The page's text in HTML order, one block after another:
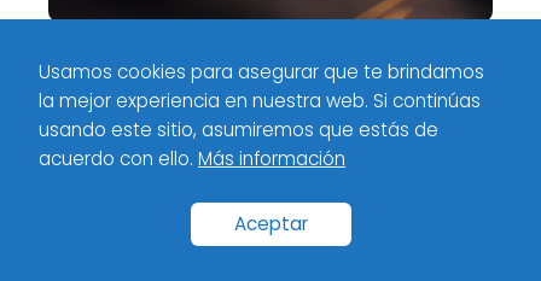
Meximotores Industria
Ford GT 2020: Descubre sus
características, fotos y detalles
Políticas de privacidad
Usamos cookies para asegurar que te brindamos
la mejor experiencia en nuestra web. Si continúas
usando este sitio, asumiremos que estás de
acuerdo con ello. Más información
Aceptar